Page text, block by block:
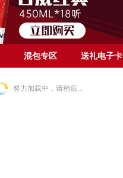
混包专区 送礼电子卡
努力加载中，请稍后...